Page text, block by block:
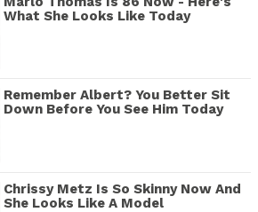
What She Looks Like Today
Remember Albert? You Better Sit
Down Before You See Him Today
Chrissy Metz Is So Skinny Now And
She Looks Like A Model